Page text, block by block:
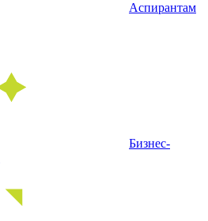
Аспирантам
Бизнес-